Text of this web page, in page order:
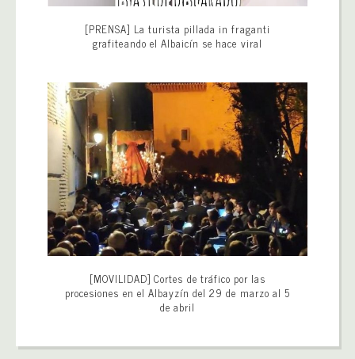
[PRENSA] La turista pillada in fraganti
grafiteando el Albaicín se hace viral
[MOVILIDAD] Cortes de tráfico por las
procesiones en el Albayzín del 29 de marzo al 5
de abril